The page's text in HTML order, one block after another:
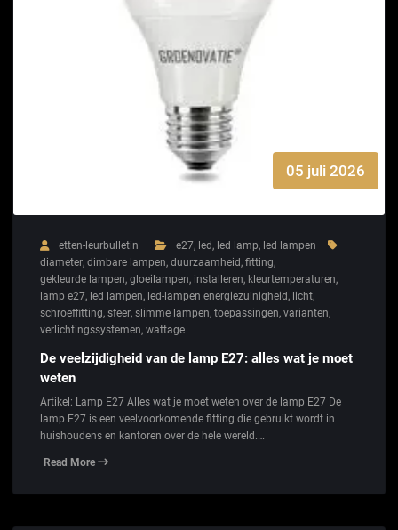
05 juli 2026
etten-leurbulletin e27, led, led lamp, led lampen
diameter, dimbare lampen, duurzaamheid, fitting,
gekleurde lampen, gloeilampen, installeren, kleurtemperaturen,
lamp e27, led lampen, led-lampen energiezuinigheid, licht,
schroeffitting, sfeer, slimme lampen, toepassingen, varianten,
verlichtingssystemen, wattage
De veelzijdigheid van de lamp E27: alles wat je moet
weten
Artikel: Lamp E27 Alles wat je moet weten over de lamp E27 De
lamp E27 is een veelvoorkomende fitting die gebruikt wordt in
huishoudens en kantoren over de hele wereld.…
Read More